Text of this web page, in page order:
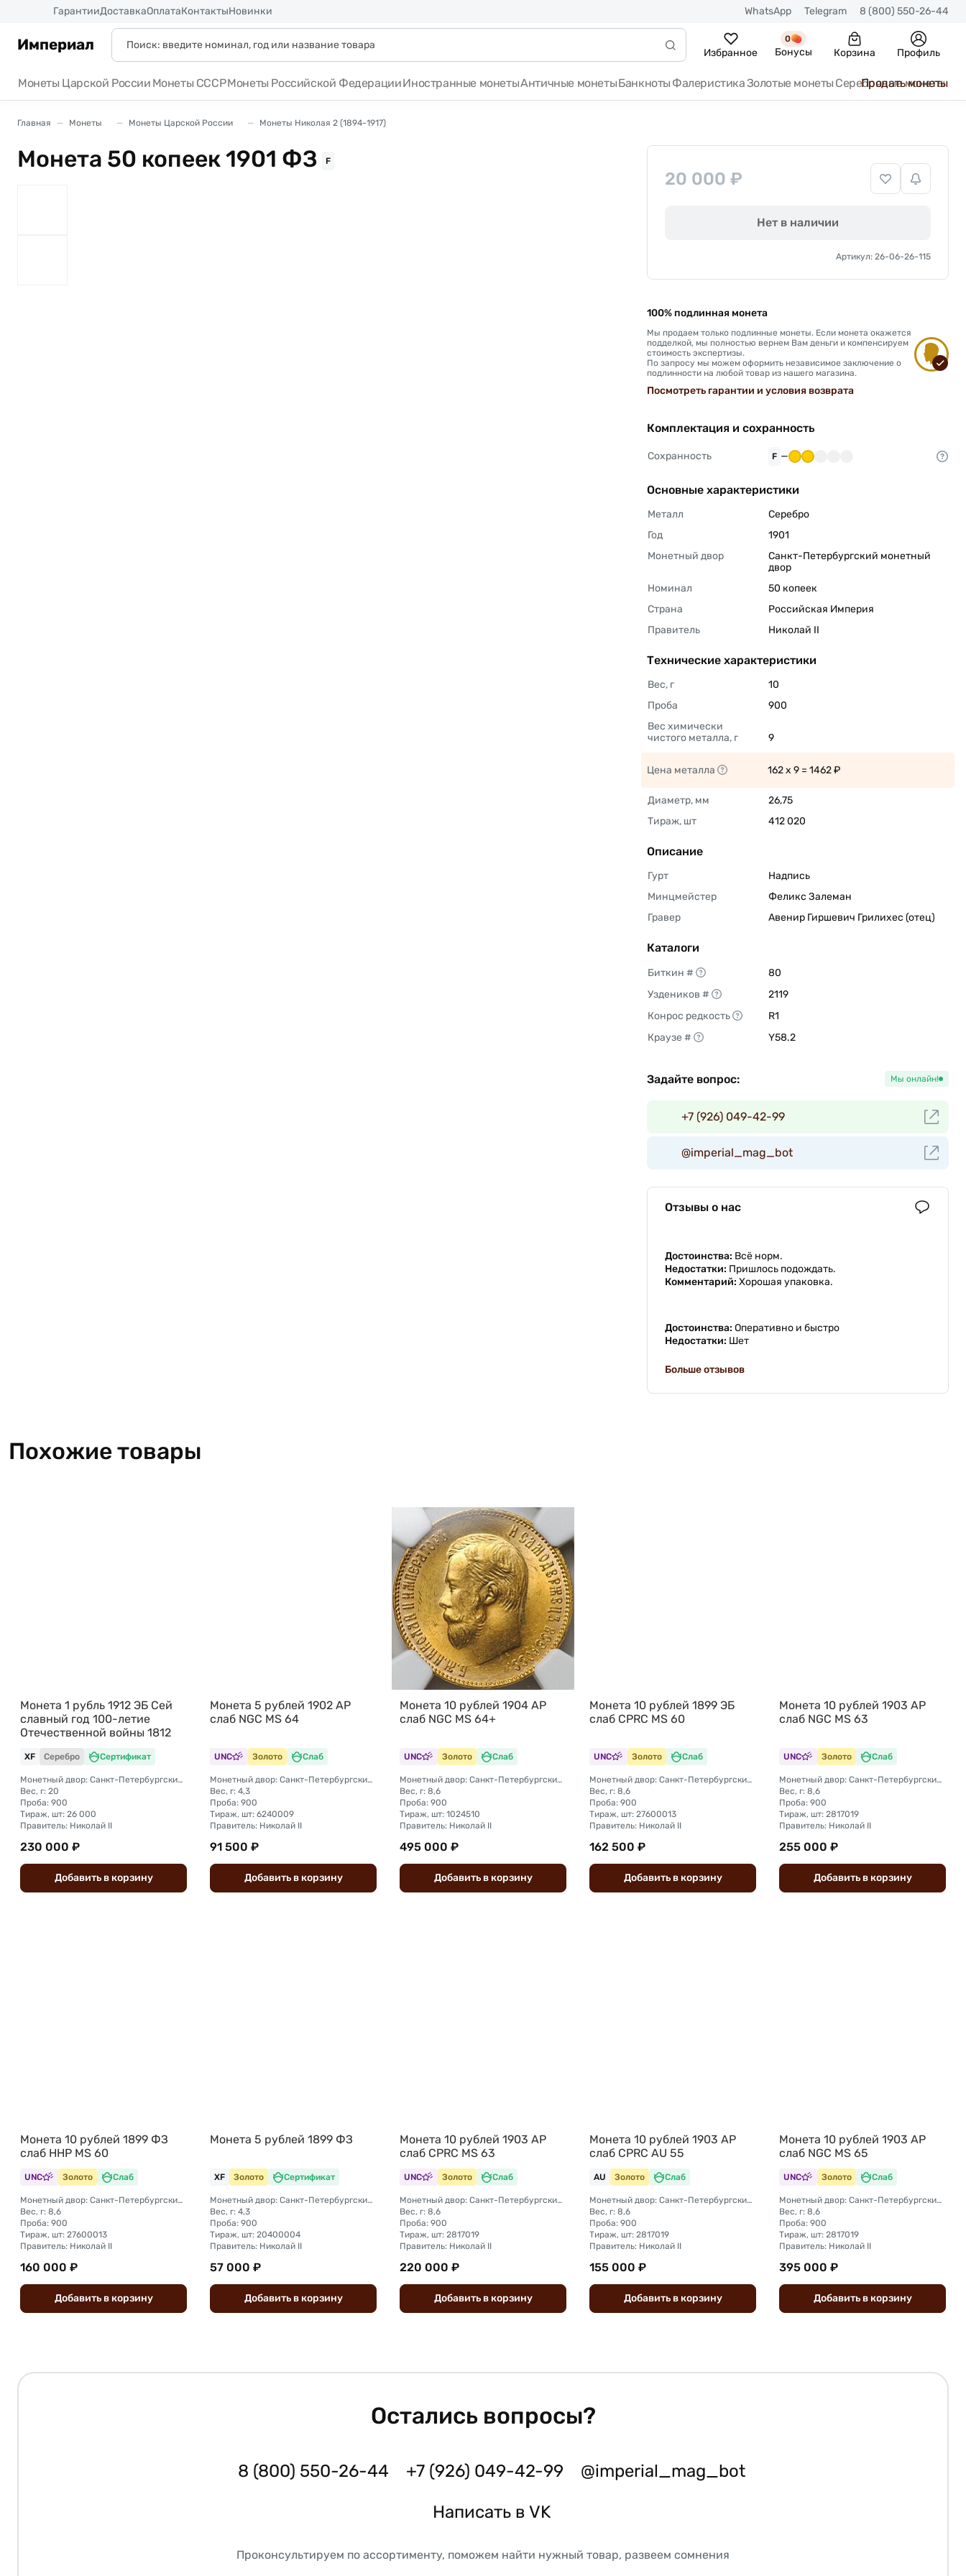
ГарантииДоставкаОплатаКонтактыНовинки WhatsApp Telegram 8 (800) 550-26-44
Империал Избранное
0
Бонусы Корзина Профиль
Монеты Царской России Монеты СССРМонеты Российской ФедерацииИностранные монетыАнтичные монетыБанкноты ФалеристикаЗолотые монеты Серебряные монеты
Продать монеты
Главная Монеты Монеты Царской России Монеты Николая 2 (1894-1917)
Монета 50 копеек 1901 ФЗ F
20 000 ₽
Нет в наличии
Артикул: 26-06-26-115
100% подлинная монета
Мы продаем только подлинные монеты. Если монета окажется
подделкой, мы полностью вернем Вам деньги и компенсируем
стоимость экспертизы.
По запросу мы можем оформить независимое заключение о
подлинности на любой товар из нашего магазина.
Посмотреть гарантии и условия возврата
Комплектация и сохранность
Сохранность F —
Основные характеристики
Металл
Серебро
Год
1901
Монетный двор
Санкт-Петербургский монетный
двор
Номинал
50 копеек
Страна
Российская Империя
Правитель
Николай II
Технические характеристики
Вес, г
10
Проба
900
Вес химически
чистого металла, г
9
Цена металла 162 x 9 = 1462 ₽
Диаметр, мм
26,75
Тираж, шт
412 020
Описание
Гурт
Надпись
Минцмейстер
Феликс Залеман
Гравер
Авенир Гиршевич Грилихес (отец)
Каталоги
Биткин #
80
Уздеников #
2119
Конрос редкость
R1
Краузе #
Y58.2
Задайте вопрос: Мы онлайн!
+7 (926) 049-42-99
@imperial_mag_bot
Отзывы о нас
Достоинства: Всë норм.
Недостатки: Пришлось подождать.
Комментарий: Хорошая упаковка.
Достоинства: Оперативно и быстро
Недостатки: Шет
Больше отзывов
Похожие товары
Монета 1 рубль 1912 ЭБ Сей
славный год 100-летие
Отечественной войны 1812
XF Серебро Сертификат
Монетный двор: Санкт-Петербургский монетный двор
Вес, г: 20
Проба: 900
Тираж, шт: 26 000
Правитель: Николай II
230 000 ₽
Добавить вкорзину
Монета 5 рублей 1902 АР
слаб NGC MS 64
UNC Золото Слаб
Монетный двор: Санкт-Петербургский монетный двор
Вес, г: 4,3
Проба: 900
Тираж, шт: 6240009
Правитель: Николай II
91 500 ₽
Добавить вкорзину
Монета 10 рублей 1904 АР
слаб NGC MS 64+
UNC Золото Слаб
Монетный двор: Санкт-Петербургский монетный двор
Вес, г: 8,6
Проба: 900
Тираж, шт: 1024510
Правитель: Николай II
495 000 ₽
Добавить вкорзину
Монета 10 рублей 1899 ЭБ
слаб CPRC MS 60
UNC Золото Слаб
Монетный двор: Санкт-Петербургский монетный двор
Вес, г: 8,6
Проба: 900
Тираж, шт: 27600013
Правитель: Николай II
162 500 ₽
Добавить вкорзину
Монета 10 рублей 1903 АР
слаб NGC MS 63
UNC Золото Слаб
Монетный двор: Санкт-Петербургский монетный двор
Вес, г: 8,6
Проба: 900
Тираж, шт: 2817019
Правитель: Николай II
255 000 ₽
Добавить вкорзину
Монета 10 рублей 1899 ФЗ
слаб ННР MS 60
UNC Золото Слаб
Монетный двор: Санкт-Петербургский монетный двор
Вес, г: 8,6
Проба: 900
Тираж, шт: 27600013
Правитель: Николай II
160 000 ₽
Добавить вкорзину
Монета 5 рублей 1899 ФЗ
XF Золото Сертификат
Монетный двор: Санкт-Петербургский монетный двор
Вес, г: 4,3
Проба: 900
Тираж, шт: 20400004
Правитель: Николай II
57 000 ₽
Добавить вкорзину
Монета 10 рублей 1903 АР
слаб CPRC MS 63
UNC Золото Слаб
Монетный двор: Санкт-Петербургский монетный двор
Вес, г: 8,6
Проба: 900
Тираж, шт: 2817019
Правитель: Николай II
220 000 ₽
Добавить вкорзину
Монета 10 рублей 1903 АР
слаб CPRC AU 55
AU Золото Слаб
Монетный двор: Санкт-Петербургский монетный двор
Вес, г: 8,6
Проба: 900
Тираж, шт: 2817019
Правитель: Николай II
155 000 ₽
Добавить вкорзину
Монета 10 рублей 1903 АР
слаб NGC MS 65
UNC Золото Слаб
Монетный двор: Санкт-Петербургский монетный двор
Вес, г: 8,6
Проба: 900
Тираж, шт: 2817019
Правитель: Николай II
395 000 ₽
Добавить вкорзину
Остались вопросы?
8 (800) 550-26-44 +7 (926) 049-42-99 @imperial_mag_bot
Написать в VK
Проконсультируем по ассортименту, поможем найти нужный товар, развеем сомнения